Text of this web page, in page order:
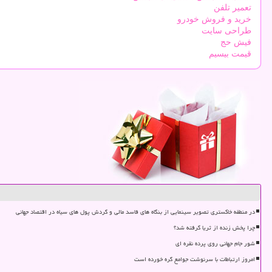
تعمیر تلفن
خرید و فروش خودرو
طراحی سایت
فیش حج
قیمت بیسیم
در منطقه خاکستری تصویر سینمایی از بنگاه های فاسد مالی و گردش پول های سیاه در اقتصاد جهانی
چرا پخش زنده از ثریا گرفته شد؟
شور جام جهانی روی پرده نقره ای
امروز ارتباطات با سرنوشت جوامع گره خورده است